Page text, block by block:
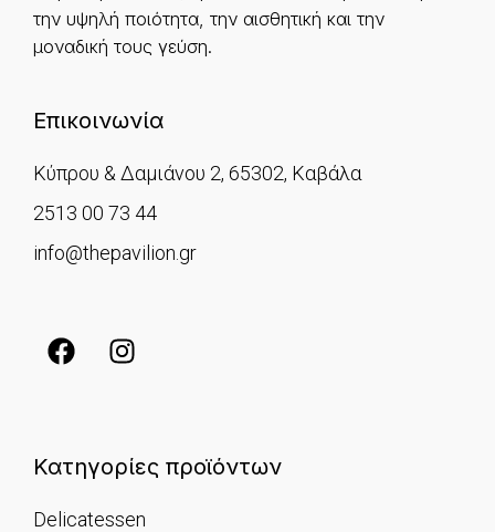
την υψηλή ποιότητα, την αισθητική και την
μοναδική τους γεύση.
Επικοινωνία
Κύπρου & Δαμιάνου 2, 65302, Καβάλα
2513 00 73 44
info@thepavilion.gr
Κατηγορίες προϊόντων
Delicatessen